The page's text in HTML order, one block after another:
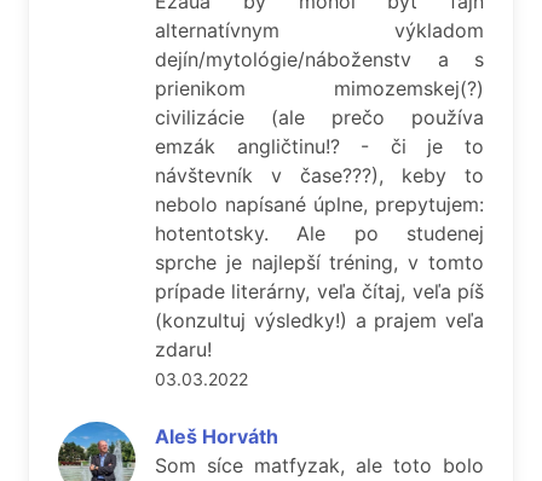
alternatívnym výkladom
dejín/mytológie/náboženstv a s
prienikom mimozemskej(?)
civilizácie (ale prečo používa
emzák angličtinu!? - či je to
návštevník v čase???), keby to
nebolo napísané úplne, prepytujem:
hotentotsky. Ale po studenej
sprche je najlepší tréning, v tomto
prípade literárny, veľa čítaj, veľa píš
(konzultuj výsledky!) a prajem veľa
zdaru!
03.03.2022
Aleš Horváth
Som síce matfyzak, ale toto bolo